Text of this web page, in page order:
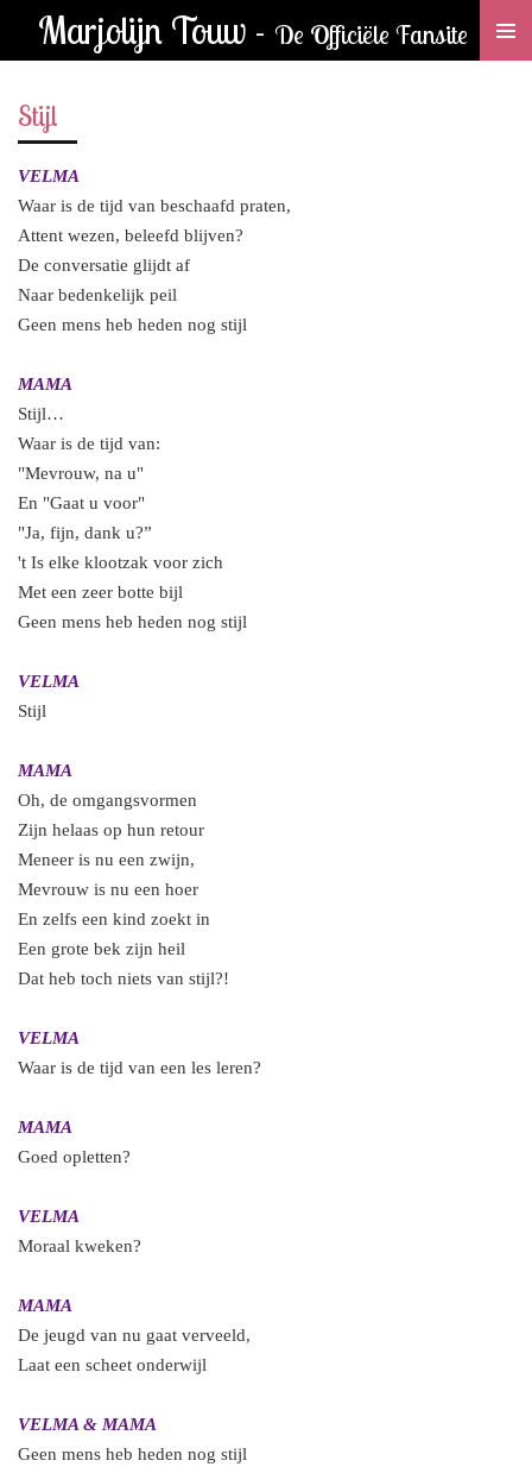
de
hoofdinhoud
Marjolijn Touw - De Officiële Fansite
Stijl
VELMA
Waar is de tijd van beschaafd praten,
Attent wezen, beleefd blijven?
De conversatie glijdt af
Naar bedenkelijk peil
Geen mens heb heden nog stijl
MAMA
Stijl…
Waar is de tijd van:
"Mevrouw, na u"
En "Gaat u voor"
"Ja, fijn, dank u?”
't Is elke klootzak voor zich
Met een zeer botte bijl
Geen mens heb heden nog stijl
VELMA
Stijl
MAMA
Oh, de omgangsvormen
Zijn helaas op hun retour
Meneer is nu een zwijn,
Mevrouw is nu een hoer
En zelfs een kind zoekt in
Een grote bek zijn heil
Dat heb toch niets van stijl?!
VELMA
Waar is de tijd van een les leren?
MAMA
Goed opletten?
VELMA
Moraal kweken?
MAMA
De jeugd van nu gaat verveeld,
Laat een scheet onderwijl
VELMA & MAMA
Geen mens heb heden nog stijl